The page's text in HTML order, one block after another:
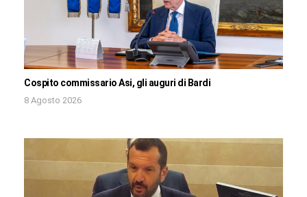
Cospito commissario Asi, gli auguri di Bardi
8 Agosto 2026